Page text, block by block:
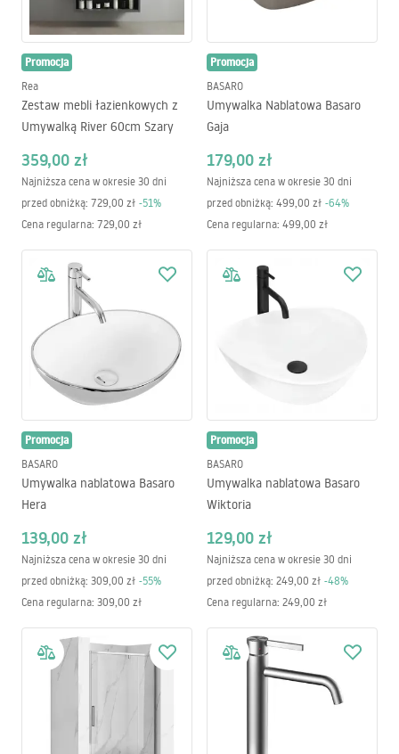
Promocja
Rea
Zestaw mebli łazienkowych z
Umywalką River 60cm Szary
359,00 zł
Najniższa cena w okresie 30 dni
przed obniżką: 729,00 zł -51%
Cena regularna: 729,00 zł
Promocja
BASARO
Umywalka Nablatowa Basaro
Gaja
179,00 zł
Najniższa cena w okresie 30 dni
przed obniżką: 499,00 zł -64%
Cena regularna: 499,00 zł
Promocja
BASARO
Umywalka nablatowa Basaro
Hera
139,00 zł
Najniższa cena w okresie 30 dni
przed obniżką: 309,00 zł -55%
Cena regularna: 309,00 zł
Promocja
BASARO
Umywalka nablatowa Basaro
Wiktoria
129,00 zł
Najniższa cena w okresie 30 dni
przed obniżką: 249,00 zł -48%
Cena regularna: 249,00 zł